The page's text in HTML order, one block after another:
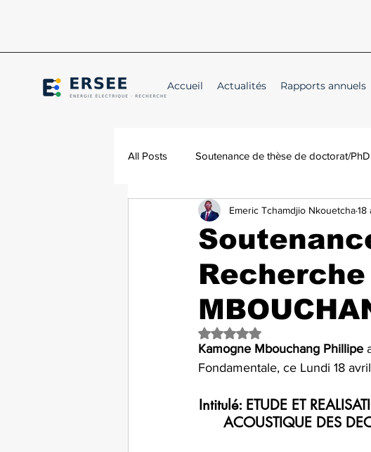
Accueil Actualités Rapports annuels
All Posts Soutenance de thèse de doctorat/PhD
Conférence Annonce
Recherche
Emeric Tchamdjio Nkouetcha18
Noté NaN étoiles sur 5.
Kamogne Mbouchang Phillipe
Fondamentale, ce Lundi 18
Intitulé: ETUDE ET
ACOUSTIQUE DES